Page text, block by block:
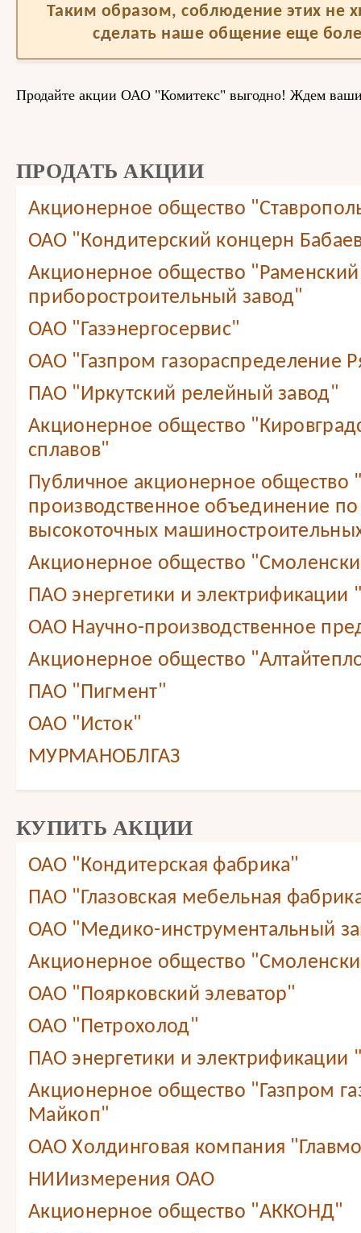
Таким образом, соблюдение этих не
сделать наше общение еще
Продайте акции ОАО "Комитекс" выгодно! Ждем
ПРОДАТЬ АКЦИИ
Акционерное общество
ОАО "Кондитерский концерн
Акционерное общество "Раменский
приборостроительный завод"
ОАО "Газэнергосервис"
ОАО "Газпром газораспределение
ПАО "Иркутский релейный завод"
Акционерное общество
сплавов"
Публичное акционерное общество
производственное объединение
высокоточных
Акционерное общество
ПАО энергетики и электрификации
ОАО Научно-производственное
Акционерное общество
ПАО "Пигмент"
ОАО "Исток"
МУРМАНОБЛГАЗ
КУПИТЬ АКЦИИ
ОАО "Кондитерская фабрика"
ПАО "Глазовская мебельная
ОАО "Медико-инструментальный
Акционерное общество
ОАО "Поярковский элеватор"
ОАО "Петрохолод"
ПАО энергетики и электрификации
Акционерное общество "Газпром
Майкоп"
ОАО Холдинговая компания
НИИизмерения ОАО
Акционерное общество "АККОНД"